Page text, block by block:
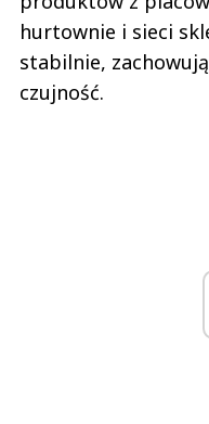
hurtownie i sieci
stabilnie,
czujność.